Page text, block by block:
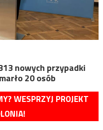
nowych przypadki
20 osób
WESPRZYJ PROJEKT